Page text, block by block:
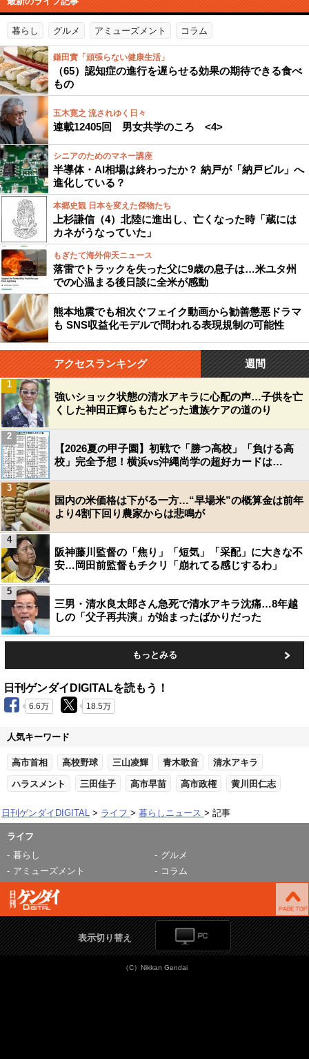
暮らし グルメ アミューズメント コラム
鎌田實「頑張らない健康生活」
（65）認知症の進行を遅らせる効果の期待できる食べ
もの
五木寛之 流されゆく日々
連載12405回 男女共学のころ <4>
シニアのためのマネー講座
半導体・AI相場は終わったか？ 納戸が「納戸ビル」へ
進化している？
本郷史観 日本を変えた傑物たち
上杉謙信（4）北陸に進出し、亡くなった時「蔵には
カネがうなっていた」
もぎたて海外仰天ニュース
落雷でトラックを失った父に9歳の息子は…米ユタ州
での心温まる後日談に全米が感動
熊本地震でも相次ぐフェイク動画から勧善懲悪ドラマ
も SNS収益化モデルで問われる表現規制の可能性
アクセスランキング 週間
強いショック状態の清水アキラに心配の声…子供を亡
くした神田正輝らもたどった遺族ケアの道のり
1
【2026夏の甲子園】初戦で「勝つ高校」「負ける高
校」完全予想！横浜vs沖縄尚学の超好カードは…
2
国内の米価格は下がる一方…“早場米”の概算金は前年
より4割下回り農家からは悲鳴が
3
阪神藤川監督の「焦り」「短気」「采配」に大きな不
安…岡田前監督もチクリ「崩れてる感じするわ」
4
三男・清水良太郎さん急死で清水アキラ沈痛…8年越
しの「父子再共演」が始まったばかりだった
5
もっとみる
日刊ゲンダイDIGITALを読もう！
6.6万 18.5万
人気キーワード
高市首相 高校野球 三山凌輝 青木歌音 清水アキラ
ハラスメント 三田佳子 高市早苗 高市政権 黄川田仁志
日刊ゲンダイDIGITAL ライフ 暮らしニュース 記事
ライフ
暮らし
グルメ
アミューズメント
コラム
表示切り替え
（C）Nikkan Gendai